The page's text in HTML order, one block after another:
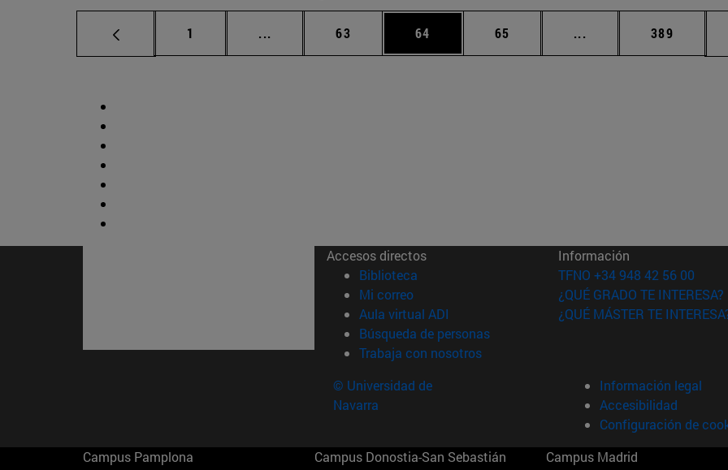
Página
1 ... Páginas intermedias Use TAB para desplazarse.
Página
63 Página
64 Página
65 ... Páginas intermedias
Página
389
Accesos directos
Biblioteca (abre en nueva ventana)
Mi correo(abre en nueva ventana)
Aula virtual ADI (abre en nueva ventana)
Búsqueda de personas(abre en nueva ventana)
Trabaja con nosotros(abre en nueva ventana)
Información
TFNO +34 948 42 56 00
¿QUÉ GRADO TE INTERESA?
¿QUÉ MÁSTER TE
© Universidad de
Navarra
Información legal
Accesibilidad
Configuración de
Campus Pamplona
Campus Donostia-San Sebastián
Campus Madrid